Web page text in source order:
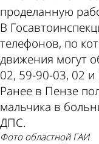
проделанную
В
телефонов, по
движения могут
02, 59-90-03, 02 и
Ранее в Пензе
мальчика в
ДПС.
фото областной ГАИ